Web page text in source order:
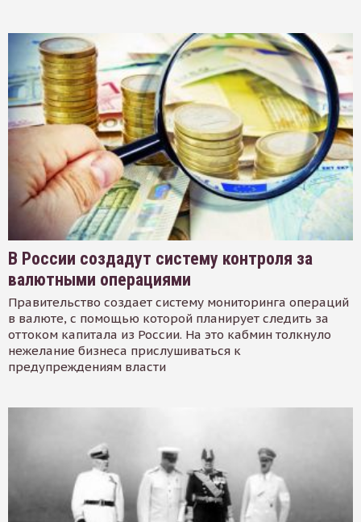
В России создадут систему контроля за
валютными операциями
Правительство создает систему мониторинга операций
в валюте, с помощью которой планирует следить за
оттоком капитала из России. На это кабмин толкнуло
нежелание бизнеса прислушиваться к
предупреждениям власти